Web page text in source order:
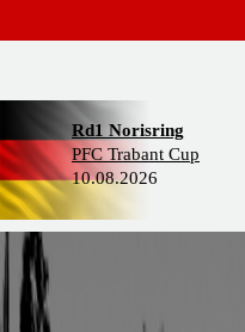
Rd1 Norisring
PFC Trabant Cup
10.08.2026